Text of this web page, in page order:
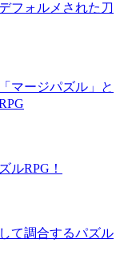
フォルメされた刀
マージパズル」と
ルRPG！
て調合するパズル